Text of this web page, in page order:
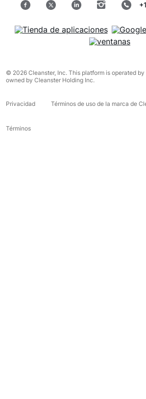
© 2026 Cleanster, Inc. This platform is operated by
owned by Cleanster Holding Inc.
Privacidad Términos de uso de la marca de
Términos